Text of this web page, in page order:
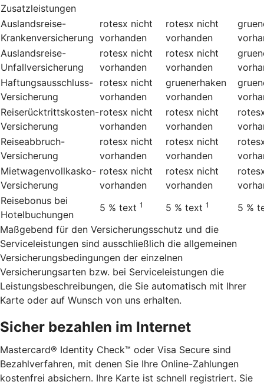
Zusatzleistungen
Auslandsreise-
Krankenversicherung
rotesx nicht
vorhanden
rotesx nicht
vorhanden
Auslandsreise-
Unfallversicherung
rotesx nicht
vorhanden
rotesx nicht
vorhanden
Haftungsausschluss-
Versicherung
rotesx nicht
vorhanden
gruenerhaken
vorhanden
Reiserücktrittskosten-
Versicherung
rotesx nicht
vorhanden
rotesx nicht
vorhanden
Reiseabbruch-
Versicherung
rotesx nicht
vorhanden
rotesx nicht
vorhanden
Mietwagenvollkasko-
Versicherung
rotesx nicht
vorhanden
rotesx nicht
vorhanden
Reisebonus bei
Hotelbuchungen
5 % text 1 5 % text 1 5 %
Maßgebend für den Versicherungsschutz und die
Serviceleistungen sind ausschließlich die allgemeinen
Versicherungsbedingungen der einzelnen
Versicherungsarten bzw. bei Serviceleistungen die
Leistungsbeschreibungen, die Sie automatisch mit Ihrer
Karte oder auf Wunsch von uns erhalten.
Sicher bezahlen im Internet
Mastercard® Identity Check™ oder Visa Secure sind
Bezahlverfahren, mit denen Sie Ihre Online-Zahlungen
kostenfrei absichern. Ihre Karte ist schnell registriert. Sie